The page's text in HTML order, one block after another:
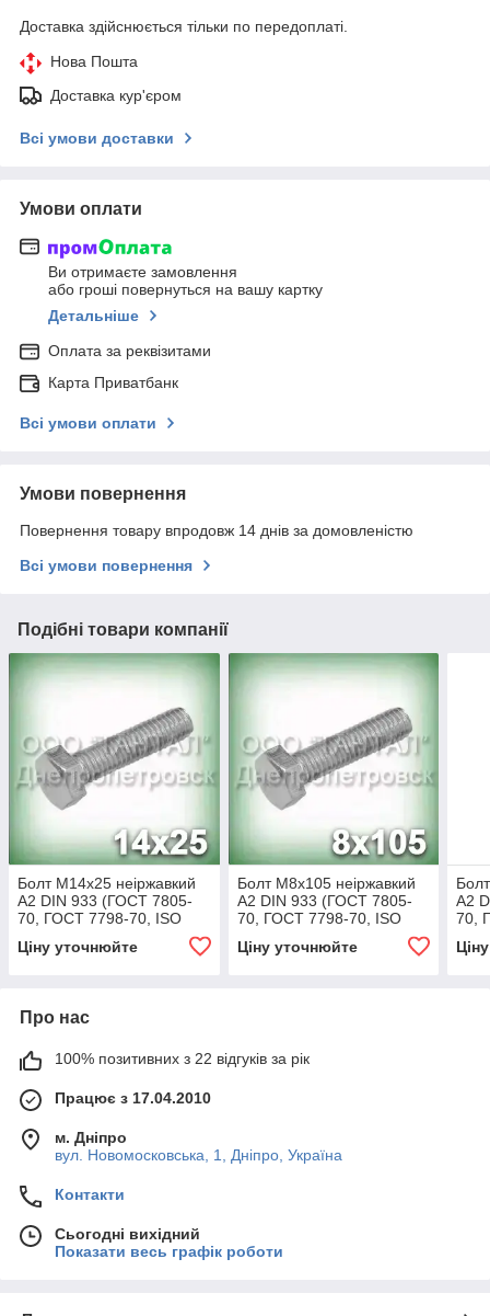
Доставка здійснюється тільки по передоплаті.
Нова Пошта
Доставка кур'єром
Всі умови доставки
Умови оплати
Ви отримаєте замовлення
або гроші повернуться на вашу картку
Детальніше
Оплата за реквізитами
Карта Приватбанк
Всі умови оплати
Умови повернення
Повернення товару впродовж 14 днів за домовленістю
Всі умови повернення
Подібні товари компанії
Болт М14х25 неіржавкий
А2 DIN 933 (ГОСТ 7805-
70, ГОСТ 7798-70, ISO
Ціну уточнюйте
Болт М8х105 неіржавкий
А2 DIN 933 (ГОСТ 7805-
70, ГОСТ 7798-70, ISO
Ціну уточнюйте
А2
70,
Про нас
100% позитивних з 22 відгуків за рік
Працює з 17.04.2010
м. Дніпро
вул. Новомосковська, 1, Дніпро, Україна
Контакти
Сьогодні вихідний
Показати весь графік роботи